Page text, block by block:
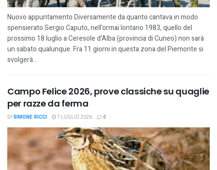
Nuovo appuntamento Diversamente da quanto cantava in modo
spensierato Sergio Caputo, nell'ormai lontano 1983, quello del
prossimo 18 luglio a Ceresole d'Alba (provincia di Cuneo) non sarà
un sabato qualunque. Fra 11 giorni in questa zona del Piemonte si
svolgerà...
Campo Felice 2026, prove classiche su quaglie
per razze da ferma
DI SIMONE RICCI 7 LUGLIO 2026 0